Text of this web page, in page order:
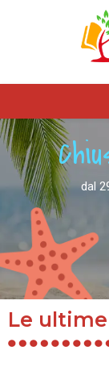
dal
Le